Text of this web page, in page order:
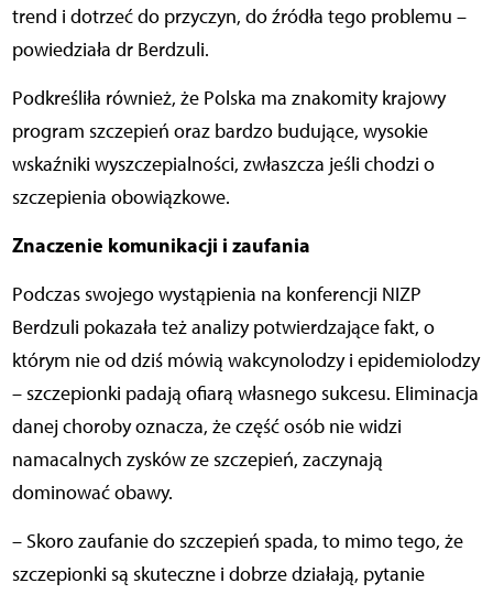
trend i dotrzeć do przyczyn, do źródła tego problemu –
powiedziała dr Berdzuli.
Podkreśliła również, że Polska ma znakomity krajowy
program szczepień oraz bardzo budujące, wysokie
wskaźniki wyszczepialności, zwłaszcza jeśli chodzi o
szczepienia obowiązkowe.
Znaczenie komunikacji i zaufania
Podczas swojego wystąpienia na konferencji NIZP
Berdzuli pokazała też analizy potwierdzające fakt, o
którym nie od dziś mówią wakcynolodzy i epidemiolodzy
– szczepionki padają ofiarą własnego sukcesu. Eliminacja
danej choroby oznacza, że część osób nie widzi
namacalnych zysków ze szczepień, zaczynają
dominować obawy.
– Skoro zaufanie do szczepień spada, to mimo tego, że
szczepionki są skuteczne i dobrze działają, pytanie